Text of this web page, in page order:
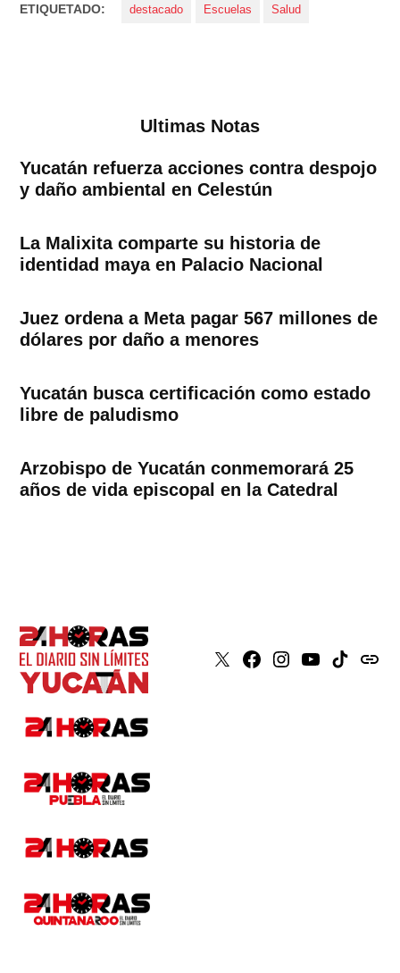
ETIQUETADO: destacado Escuelas Salud
Ultimas Notas
Yucatán refuerza acciones contra despojo
y daño ambiental en Celestún
La Malixita comparte su historia de
identidad maya en Palacio Nacional
Juez ordena a Meta pagar 567 millones de
dólares por daño a menores
Yucatán busca certificación como estado
libre de paludismo
Arzobispo de Yucatán conmemorará 25
años de vida episcopal en la Catedral
X Faceboook
Instagram
YoutubeTiktokissuu